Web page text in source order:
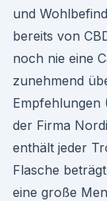
und
bereits von
noch nie eine
zunehmend
Empfehlungen
der Firma
enthält jeder
Flasche
eine große